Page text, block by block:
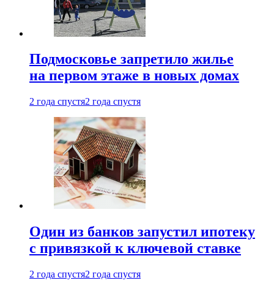
Подмосковье запретило жилье
на первом этаже в новых домах
2 года спустя2 года спустя
Один из банков запустил ипотеку
с привязкой к ключевой ставке
2 года спустя2 года спустя